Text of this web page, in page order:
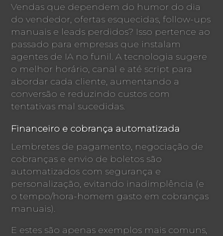
Vendas que dependem do humor do dia
do vendedor, ofertas esquecidas, follow-ups
manuais e leads perdidos? Isso pertence ao
passado para empresas que instalam
agentes de IA no funil. A tecnologia sugere
o melhor horário, canal e até script para
abordar cada cliente, aumentando a
conversão e reduzindo custos com
tentativas mal sucedidas.
Financeiro e cobrança automatizada
Lembretes de pagamento, negociação de
cobranças e envio de boletos são
automatizados com segurança e
personalização, evitando inadimplência (e
o tempo/hora-homem gasto em cobranças
manuais).
E estes são apenas exemplos mais comuns,